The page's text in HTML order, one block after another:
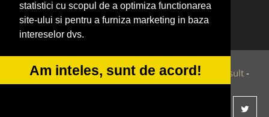
statistici cu scopul de a optimiza functionarea
site-ului si pentru a furniza marketing in baza
intereselor dvs.
Am inteles, sunt de acord!
FirmaTractariAuto.ro
Service-Reparatii.com
© 2014-2026 Powered byVilonMedia&Tokaido Consult -
ANPC SOL